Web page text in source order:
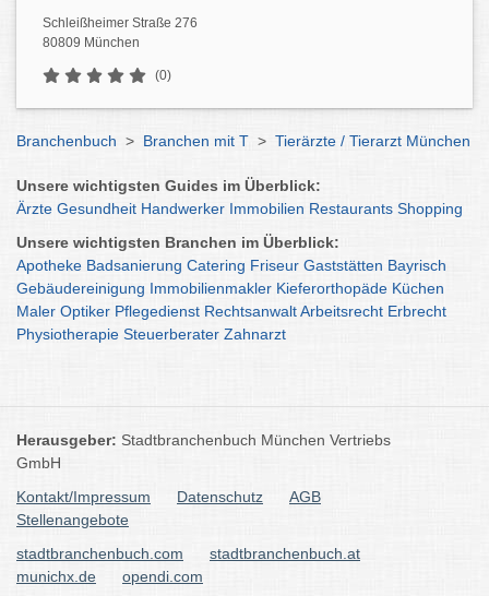
Schleißheimer Straße 276
80809 München
(0)
Branchenbuch > Branchen mit T > Tierärzte / Tierarzt München
Unsere wichtigsten Guides im Überblick:
Ärzte Gesundheit Handwerker Immobilien Restaurants Shopping
Unsere wichtigsten Branchen im Überblick:
Apotheke Badsanierung Catering Friseur Gaststätten Bayrisch
Gebäudereinigung Immobilienmakler Kieferorthopäde Küchen
Maler Optiker Pflegedienst RechtsanwaltArbeitsrecht Erbrecht
Physiotherapie Steuerberater Zahnarzt
Herausgeber: Stadtbranchenbuch München Vertriebs
GmbH
Kontakt/Impressum
Datenschutz
AGB
Stellenangebote
stadtbranchenbuch.com
stadtbranchenbuch.at
munichx.de
opendi.com